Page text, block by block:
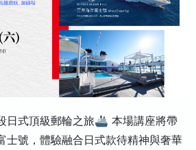
日式頂級郵輪之旅🚢 本場講座將帶
士號，體驗融合日式款待精神與奢華